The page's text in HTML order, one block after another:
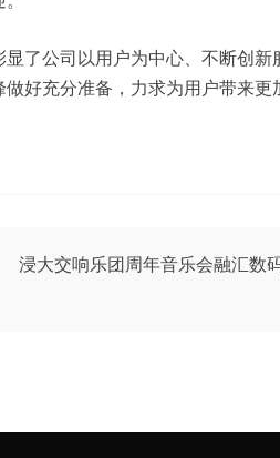
了公司以用户为中心、不断创新
好充分准备，力求为用户带来更
浸大交响乐团周年音乐会融汇数